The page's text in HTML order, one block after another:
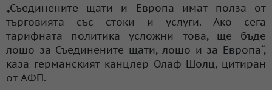
„Съединените щати и Европа имат полза от
търговията със стоки и услуги. Ако сега
тарифната политика усложни това, ще бъде
лошо за Съединените щати, лошо и за Европа“,
каза германският канцлер Олаф Шолц, цитиран
от АФП.